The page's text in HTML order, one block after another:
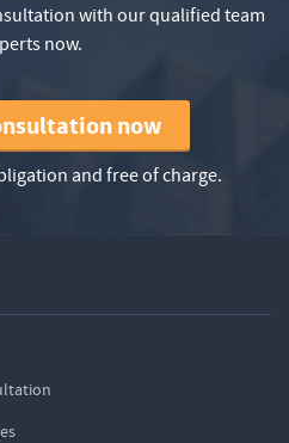
with our qualified team
now.
now
and free of charge.